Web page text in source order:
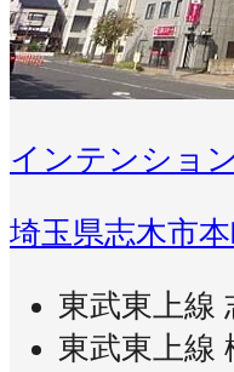
インテンション
埼玉県志木市
東武東上線
東武東上線